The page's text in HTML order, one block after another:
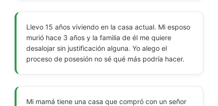
Llevo 15 años viviendo en la casa actual. Mi esposo
murió hace 3 años y la familia de él me quiere
desalojar sin justificación alguna. Yo alego el
proceso de posesión no sé qué más podría hacer.
Mi mamá tiene una casa que compró con un señor